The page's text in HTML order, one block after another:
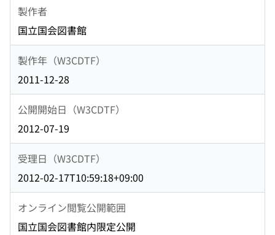
製作者
国立国会図書館
製作年（W3CDTF）
2011-12-28
公開開始日（W3CDTF）
2012-07-19
受理日（W3CDTF）
2012-02-17T10:59:18+09:00
オンライン閲覧公開範囲
国立国会図書館内限定公開